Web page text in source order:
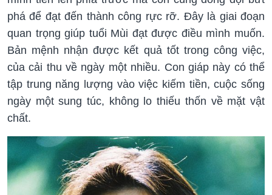
phá để đạt đến thành công rực rỡ. Đây là giai đoạn
quan trọng giúp tuổi Mùi đạt được điều mình muốn.
Bản mệnh nhận được kết quả tốt trong công việc,
của cải thu về ngày một nhiều. Con giáp này có thể
tập trung năng lượng vào việc kiếm tiền, cuộc sống
ngày một sung túc, không lo thiếu thốn về mặt vật
chất.